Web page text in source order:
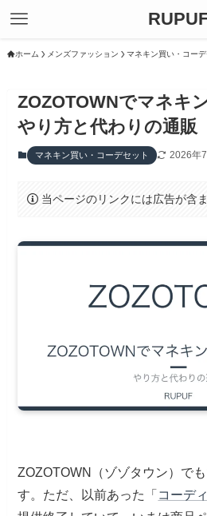
ホーム メンズファッション マネキン買い・コーデ
ZOZOTOWNでマネキ
やり方と代わりの通販
マネキン買い・コーデセット 2026年
当ページのリンクには広告が含
ZOZOTOWN（ゾゾタウン）で
す。ただ、以前あった「 コーデ